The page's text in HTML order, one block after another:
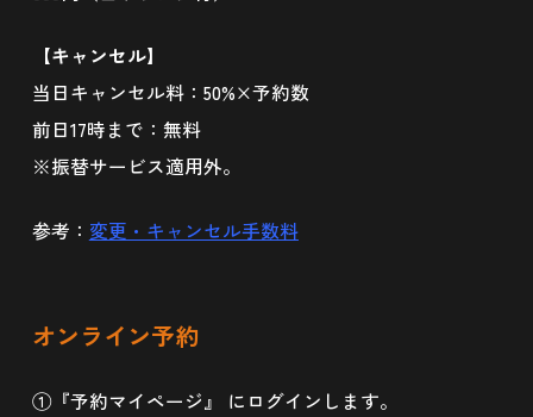
【キャンセル】
当日キャンセル料：50%×予約数
前日17時まで：無料
※振替サービス適用外。
参考： 変更・キャンセル手数料
オンライン予約
①『予約マイページ』 にログインします。